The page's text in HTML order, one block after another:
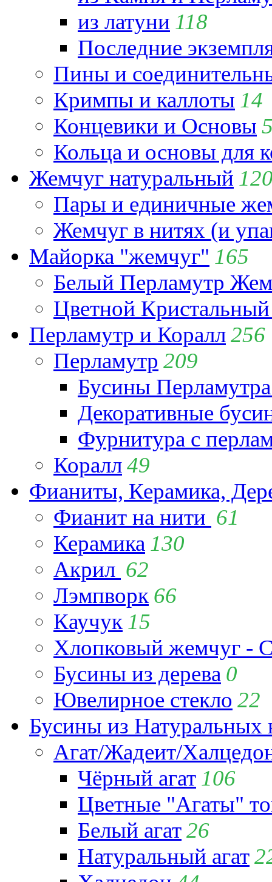
из латуни 118
Последние
Пины и
Кримпы и каллоты 14
Концевики и Основы
Кольца и основы для
Жемчуг натуральный
Пары и единичные
Жемчуг в нитях (и
Майорка "жемчуг" 165
Белый Перламутр
Цветной
Перламутр и Коралл256
Перламутр 209
Бусины
Декоративные
Фурнитура с
Коралл49
Фианиты, Керамика,
Фианит на нити 61
Керамика 130
Акрил 62
Лэмпворк 66
Каучук 15
Хлопковый жемчуг -
Бусины из дерева 0
Ювелирное стекло 22
Бусины из Натуральных
Агат/Жадеит/
Чёрный агат 106
Цветные "Агаты"
Белый агат26
Натуральный агат